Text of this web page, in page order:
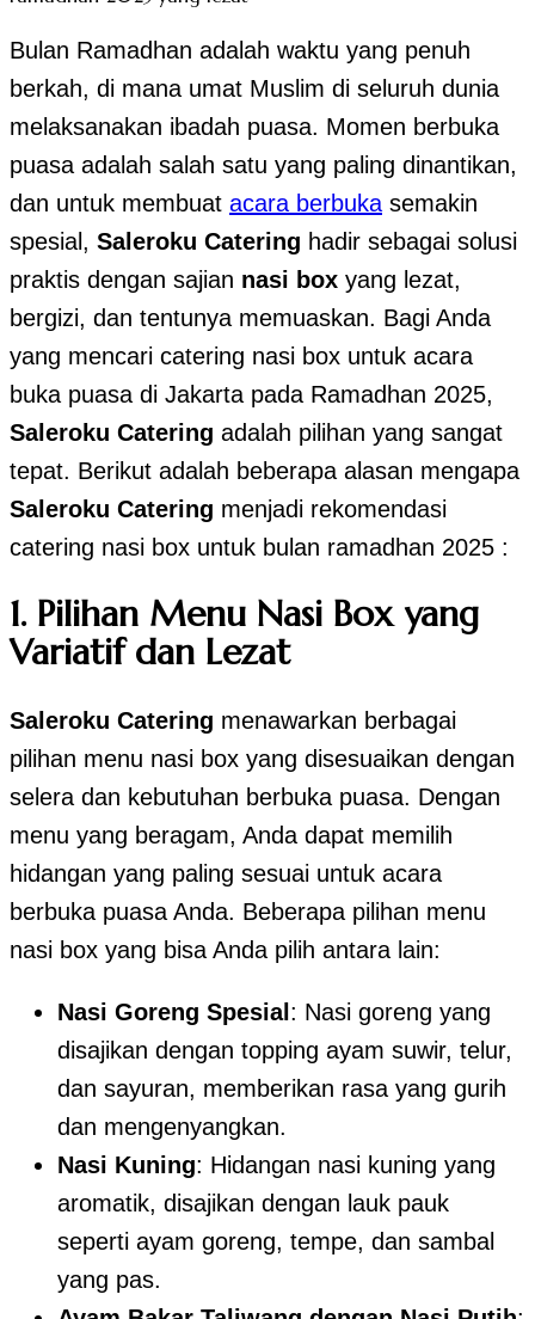
Bulan Ramadhan adalah waktu yang penuh
berkah, di mana umat Muslim di seluruh dunia
melaksanakan ibadah puasa. Momen berbuka
puasa adalah salah satu yang paling dinantikan,
dan untuk membuat acara berbuka semakin
spesial, Saleroku Catering hadir sebagai solusi
praktis dengan sajian nasi box yang lezat,
bergizi, dan tentunya memuaskan. Bagi Anda
yang mencari catering nasi box untuk acara
buka puasa di Jakarta pada Ramadhan 2025,
Saleroku Catering adalah pilihan yang sangat
tepat. Berikut adalah beberapa alasan mengapa
Saleroku Catering menjadi rekomendasi
catering nasi box untuk bulan ramadhan 2025 :
1. Pilihan Menu Nasi Box yang
Variatif dan Lezat
Saleroku Catering menawarkan berbagai
pilihan menu nasi box yang disesuaikan dengan
selera dan kebutuhan berbuka puasa. Dengan
menu yang beragam, Anda dapat memilih
hidangan yang paling sesuai untuk acara
berbuka puasa Anda. Beberapa pilihan menu
nasi box yang bisa Anda pilih antara lain:
Nasi Goreng Spesial : Nasi goreng yang
disajikan dengan topping ayam suwir, telur,
dan sayuran, memberikan rasa yang gurih
dan mengenyangkan.
Nasi Kuning: Hidangan nasi kuning yang
aromatik, disajikan dengan lauk pauk
seperti ayam goreng, tempe, dan sambal
yang pas.